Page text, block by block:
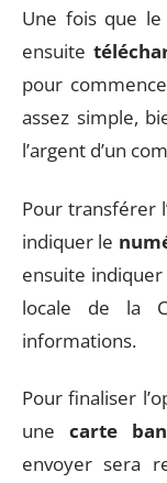
Une fois que le
ensuite
pour
assez simple,
l’argent d’un
Pour transférer
indiquer le
ensuite
locale de la
informations.
Pour finaliser
unecarte
envoyer sera